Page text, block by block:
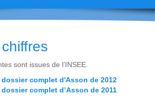
sont issues de l’INSEE.
complet d'Asson de 2012
complet d’Asson de 2011